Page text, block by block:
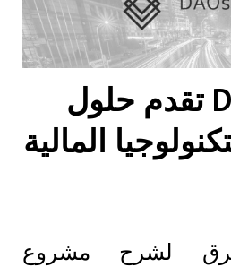
ال DAOstack تقدم حلول
المالية
لشرح مشروع